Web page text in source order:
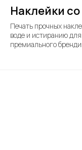
Наклейки
Печать прочных
воде и истиранию
премиального